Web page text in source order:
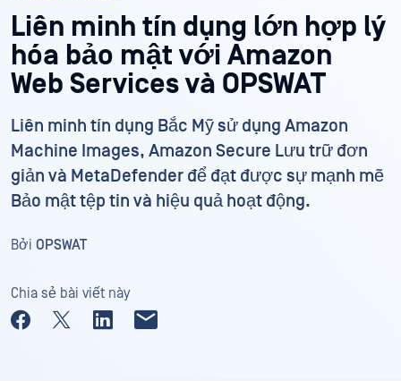
Liên minh tín dụng lớn hợp lý
hóa bảo mật với Amazon
Web Services và OPSWAT
Liên minh tín dụng Bắc Mỹ sử dụng Amazon
Machine Images, Amazon Secure Lưu trữ đơn
giản và MetaDefender để đạt được sự mạnh mẽ
Bảo mật tệp tin và hiệu quả hoạt động.
Bởi OPSWAT
Chia sẻ bài viết này